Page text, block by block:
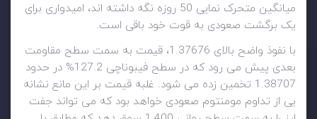
میانگین متحرک نمایی 50 روزه نگه داشته اند، امیدواری برای
یک برگشت صعودی به قوت خود باقی است.
با نفوذ واضح بالای 1.37676، قیمت به سمت سطح مقاومت
بعدی پیش می رود که در سطح فیبوناچی 127.2% در حدود
1.38707 تخمین زده می شود. غلبه قیمت بر این مانع نشانه
یی از تداوم مومنتوم صعودی خواهد بود که می تواند جفت